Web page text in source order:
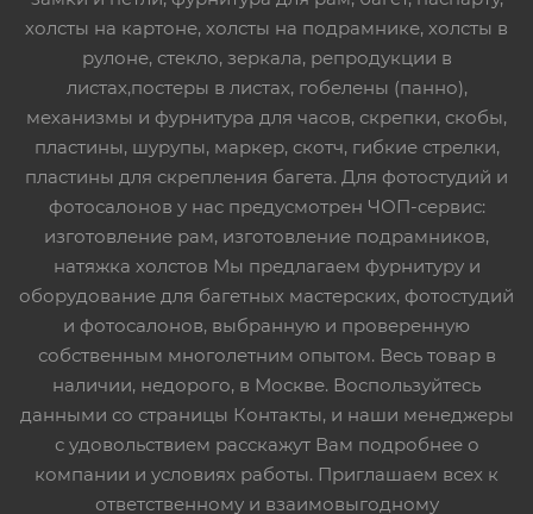
холсты на картоне, холсты на подрамнике, холсты в
рулоне, стекло, зеркала, репродукции в
листах,постеры в листах, гобелены (панно),
механизмы и фурнитура для часов, скрепки, скобы,
пластины, шурупы, маркер, скотч, гибкие стрелки,
пластины для скрепления багета. Для фотостудий и
фотосалонов у нас предусмотрен ЧОП-сервис:
изготовление рам, изготовление подрамников,
натяжка холстов Мы предлагаем фурнитуру и
оборудование для багетных мастерских, фотостудий
и фотосалонов, выбранную и проверенную
собственным многолетним опытом. Весь товар в
наличии, недорого, в Москве. Воспользуйтесь
данными со страницы Контакты, и наши менеджеры
с удовольствием расскажут Вам подробнее о
компании и условиях работы. Приглашаем всех к
ответственному и взаимовыгодному